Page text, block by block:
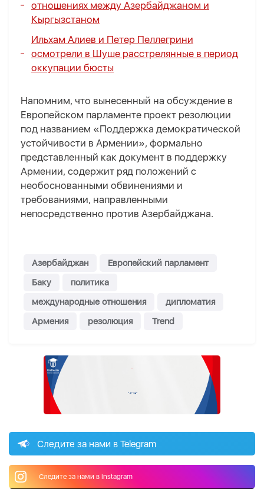
отношениях между Азербайджаном и
Кыргызстаном
Ильхам Алиев и Петер Пеллегрини
осмотрели в Шуше расстрелянные в период
оккупации бюсты
Напомним, что вынесенный на обсуждение в
Европейском парламенте проект резолюции
под названием «Поддержка демократической
устойчивости в Армении», формально
представленный как документ в поддержку
Армении, содержит ряд положений с
необоснованными обвинениями и
требованиями, направленными
непосредственно против Азербайджана.
Азербайджан
Европейский парламент
Баку
политика
международные отношения
дипломатия
Армения
резолюция Trend
Следите за нами в Telegram
Следите за нами в Instagram